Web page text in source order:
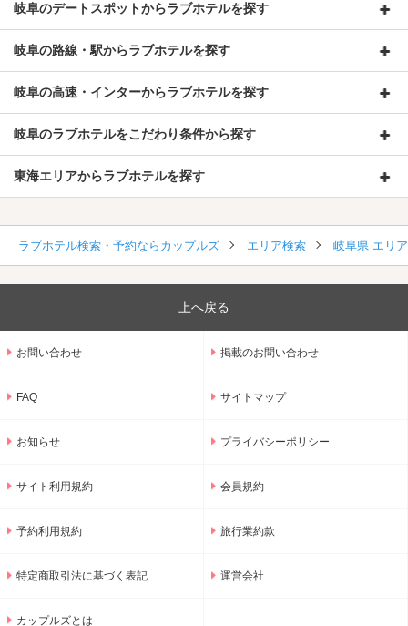
岐阜のデートスポットからラブホテルを探す
岐阜の路線・駅からラブホテルを探す
岐阜の高速・インターからラブホテルを探す
岐阜のラブホテルをこだわり条件から探す
東海エリアからラブホテルを探す
ラブホテル検索・予約ならカップルズ エリア検索 岐阜県 エリ
上へ戻る
お問い合わせ 掲載のお問い合わせ
FAQ サイトマップ
お知らせ プライバシーポリシー
サイト利用規約 会員規約
予約利用規約 旅行業約款
特定商取引法に基づく表記 運営会社
カップルズとは